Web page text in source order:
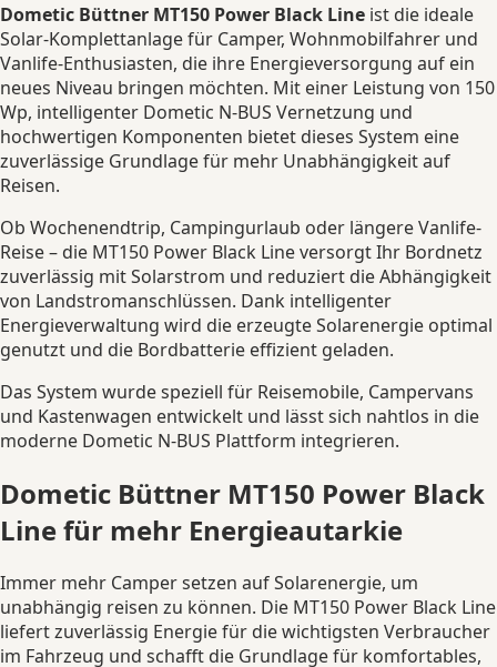
Dometic Büttner MT150 Power Black Line ist die ideale
Solar-Komplettanlage für Camper, Wohnmobilfahrer und
Vanlife-Enthusiasten, die ihre Energieversorgung auf ein
neues Niveau bringen möchten. Mit einer Leistung von 150
Wp, intelligenter Dometic N-BUS Vernetzung und
hochwertigen Komponenten bietet dieses System eine
zuverlässige Grundlage für mehr Unabhängigkeit auf
Reisen.
Ob Wochenendtrip, Campingurlaub oder längere Vanlife-
Reise – die MT150 Power Black Line versorgt Ihr Bordnetz
zuverlässig mit Solarstrom und reduziert die Abhängigkeit
von Landstromanschlüssen. Dank intelligenter
Energieverwaltung wird die erzeugte Solarenergie optimal
genutzt und die Bordbatterie effizient geladen.
Das System wurde speziell für Reisemobile, Campervans
und Kastenwagen entwickelt und lässt sich nahtlos in die
moderne Dometic N-BUS Plattform integrieren.
Dometic Büttner MT150 Power Black
Line für mehr Energieautarkie
Immer mehr Camper setzen auf Solarenergie, um
unabhängig reisen zu können. Die MT150 Power Black Line
liefert zuverlässig Energie für die wichtigsten Verbraucher
im Fahrzeug und schafft die Grundlage für komfortables,